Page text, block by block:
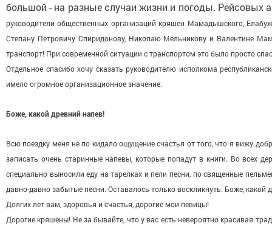
большой - на разные случаи жизни и погоды. Рейсовых
руководители общественных организаций кряшен Мамадышского,
Степану Петровичу Спиридо­нову, Николаю Мельникову и Валентине
транспорт! При современ­ной ситуации с транспортом это было просто
Отдельное спасибо хочу сказать руководителю испол­кома
имело огромное организационное значение.
Боже, какой древний напев!
Всю поездку меня не по­ кидало ощущение счастья от того, что я вижу
записать очень старинные напевы, которые попадут в книги. Во всех
специально выносили еду на тарелках и пели песни, по­ священные
давно-­давно забытые песни. Оставалось только воскликнуть: Боже, ка­кой
Долгих лет вам, здоровья и счастья, дорогие мои певицы!
Дорогие кряшены! Не за­ бывайте, что у вас есть неве­роятно красивая